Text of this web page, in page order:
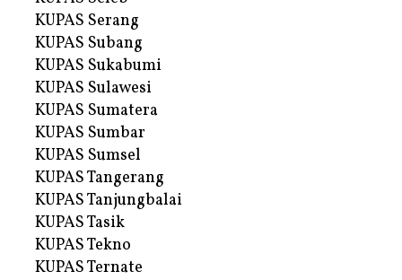
KUPAS Serang
KUPAS Subang
KUPAS Sukabumi
KUPAS Sulawesi
KUPAS Sumatera
KUPAS Sumbar
KUPAS Sumsel
KUPAS Tangerang
KUPAS Tanjungbalai
KUPAS Tasik
KUPAS Tekno
KUPAS Ternate